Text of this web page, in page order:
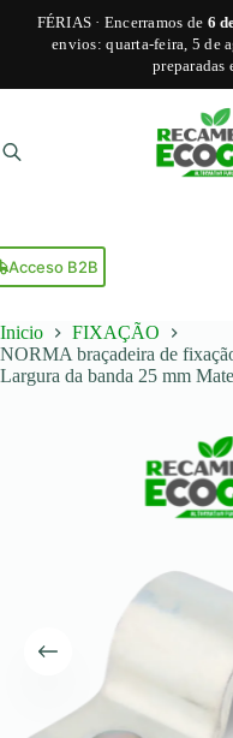
FÉRIAS · Encerramos de 6
envios: quarta-feira, 5 de
preparadas
o
conteúdo
Acceso B2B
Inicio
FIXAÇÃO
NORMA braçadeira de
Largura da banda 25 mm